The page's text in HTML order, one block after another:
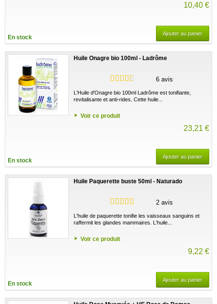
10,40 €
En stock
Ajouter au panier
Huile Onagre bio 100ml - Ladrôme
6 avis
L'Huile d'Onagre bio 100ml Ladrôme est tonifiante,
revitalisante et anti-rides. Cette huile...
Voir ce produit
23,21 €
En stock
Ajouter au panier
Huile Paquerette buste 50ml - Naturado
2 avis
L'huile de paquerette tonifie les vaisseaux sanguins et
raffermit les glandes mammaires. L'huile...
Voir ce produit
9,22 €
En stock
Ajouter au panier